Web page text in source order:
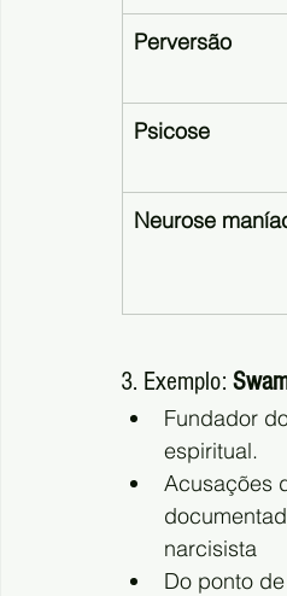
Perversão
Psicose
Neurose
3. Exemplo:
Fundador
espiritual.
Acusações
narcisista
Do ponto